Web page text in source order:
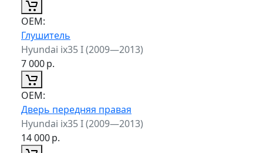
ОЕМ:
Глушитель
Hyundai ix35 I (2009—2013)
7 000р.
ОЕМ:
Дверь передняя правая
Hyundai ix35 I (2009—2013)
14 000р.